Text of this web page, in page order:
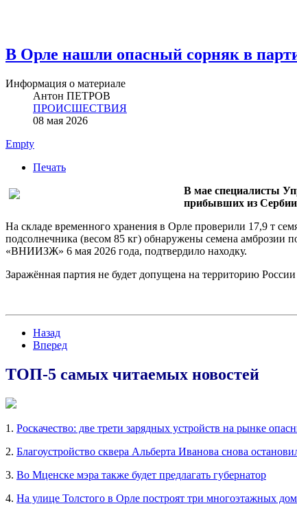
В Орле нашли опасный сорняк в
Информация о материале
Антон ПЕТРОВ
ПРОИСШЕСТВИЯ
08 мая 2026
Empty
Печать
В мае специалисты
прибывших из
На складе временного хранения в Орле проверили 17,9 т
подсолнечника (весом 85 кг) обнаружены семена амброзии
«ВНИИЗЖ» 6 мая 2026 года, подтвердило находку.
Заражённая партия не будет допущена на территорию
Назад
Вперед
ТОП-5 самых читаемых новостей
1. Роскачество: две трети зарядных устройств на рынке
2. Благоустройство сквера Альберта Иванова снова
3. Во Мценске мэра также будет предлагать губернатор
4. На улице Толстого в Орле построят три многоэтажных